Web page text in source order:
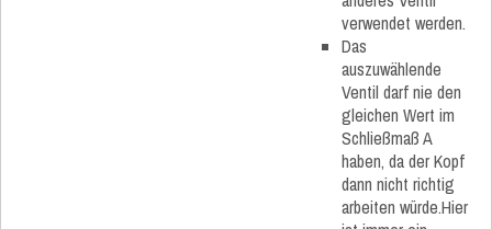
verwendet werden.
Das
auszuwählende
Ventil darf nie den
gleichen Wert im
Schließmaß A
haben, da der Kopf
dann nicht richtig
arbeiten würde.Hier